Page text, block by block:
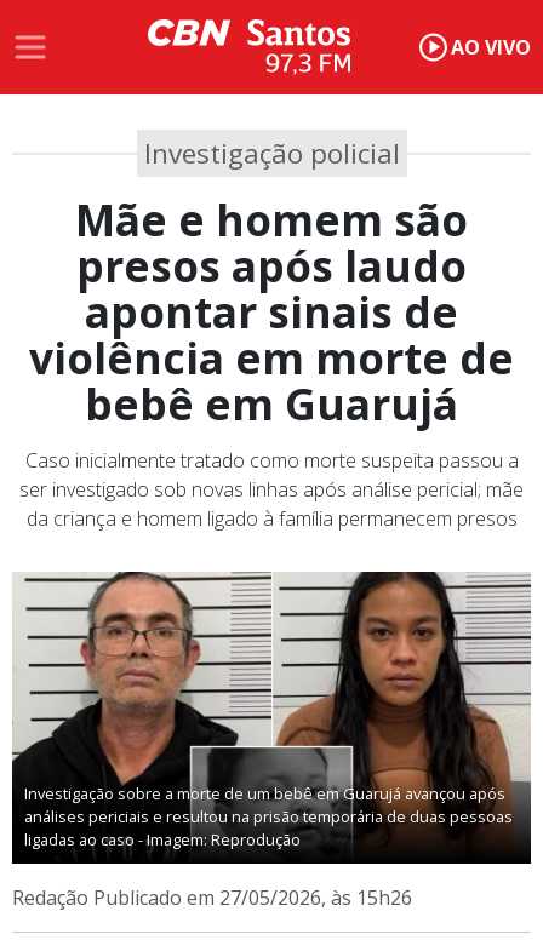
AO VIVO
Investigação policial
Mãe e homem são
presos após laudo
apontar sinais de
violência em morte de
bebê em Guarujá
Caso inicialmente tratado como morte suspeita passou a
ser investigado sob novas linhas após análise pericial; mãe
da criança e homem ligado à família permanecem presos
Investigação sobre a morte de um bebê em Guarujá avançou após
análises periciais e resultou na prisão temporária de duas pessoas
ligadas ao caso - Imagem: Reprodução
Redação Publicado em 27/05/2026, às 15h26